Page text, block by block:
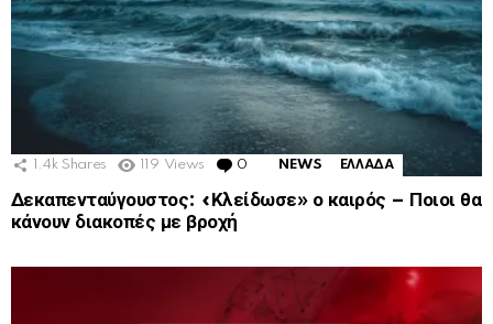
1.4k Shares 119 Views 0 Comments
NEWS ΕΛΛΑΔΑ
Δεκαπενταύγουστος: «Κλείδωσε» ο καιρός – Ποιοι θα
κάνουν διακοπές με βροχή